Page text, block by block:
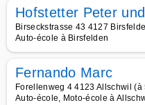
Hofstetter Peter
Birseckstrasse 43 4127
Auto-école à Birsfelden
Fernando Marc
Forellenweg 4 4123 Allschwil (à
Auto-école, Moto-école à